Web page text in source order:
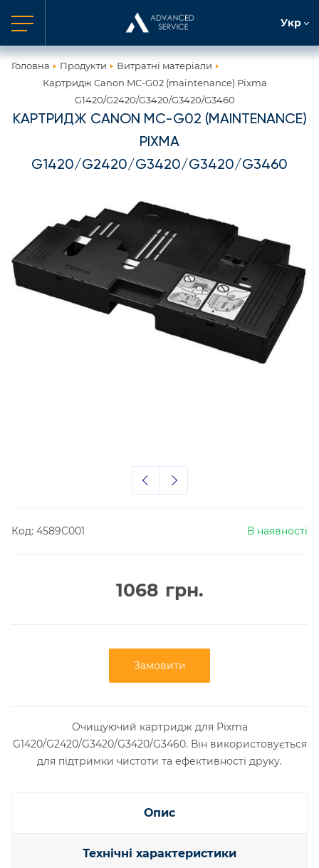
Укр
Головна Продукти
Витратні матеріали
Картридж Canon MC-G02 (maintenance) Pixma
G1420/G2420/G3420/G3420/G3460
КАРТРИДЖ CANON MC-G02 (MAINTENANCE)
PIXMA
G1420/G2420/G3420/G3420/G3460
Код: 4589C001 В наявності
1068 грн.
Замовити
Очищуючий картридж для Pixma
G1420/G2420/G3420/G3420/G3460. Він використовується
для підтримки чистоти та ефективності друку.
Опис
Технічні характеристики